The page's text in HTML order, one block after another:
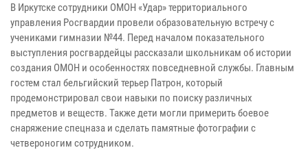
В Иркутске сотрудники ОМОН «Удар» территориального
управления Росгвардии провели образовательную встречу с
учениками гимназии №44. Перед началом показательного
выступления росгвардейцы рассказали школьникам об истории
создания ОМОН и особенностях повседневной службы. Главным
гостем стал бельгийский терьер Патрон, который
продемонстрировал свои навыки по поиску различных
предметов и веществ. Также дети могли примерить боевое
снаряжение спецназа и сделать памятные фотографии с
четвероногим сотрудником.